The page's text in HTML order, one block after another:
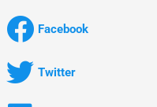
Facebook
Twitter